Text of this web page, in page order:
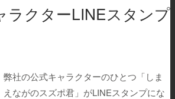
ラクターLINEスタンプ
弊社の公式キャラクターのひとつ「しま
えながのスズポ君」がLINEスタンプにな